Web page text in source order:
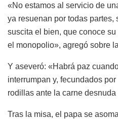
«No estamos al servicio de
ya resuenan por todas
suscita el bien, que conoce
el monopolio», agregó sobre
Y aseveró: «Habrá paz
interrumpan y, fecundados
rodillas ante la carne
Tras la misa, el papa se